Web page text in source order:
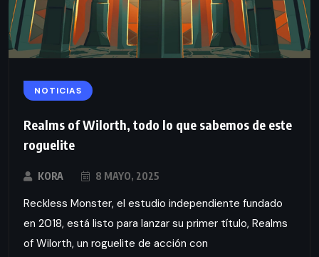
NOTICIAS
Realms of Wilorth, todo lo que sabemos de este
roguelite
KORA 8 MAYO, 2025
Reckless Monster, el estudio independiente fundado
en 2018, está listo para lanzar su primer título, Realms
of Wilorth, un roguelite de acción con